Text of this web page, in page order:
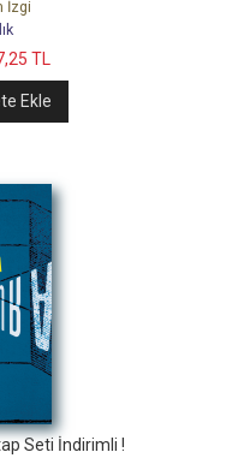
İzgi
,25 TL
Ekle
Seti İndirimli !